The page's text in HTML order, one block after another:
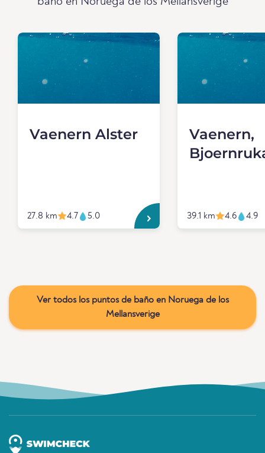
Vaenern Alster
27.8 km 4.7 5.0
Vaenern,
39.1 km 4.6 4.9
Ver todos los puntos de baño en Noruega de los
Mellansverige